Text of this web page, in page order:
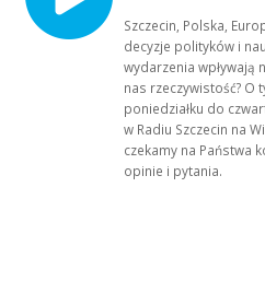
Szczecin, Polska,
decyzje polityków i
wydarzenia wpływają
nas rzeczywistość? O
poniedziałku do
w Radiu Szczecin na
czekamy na Państwa
opinie i pytania.